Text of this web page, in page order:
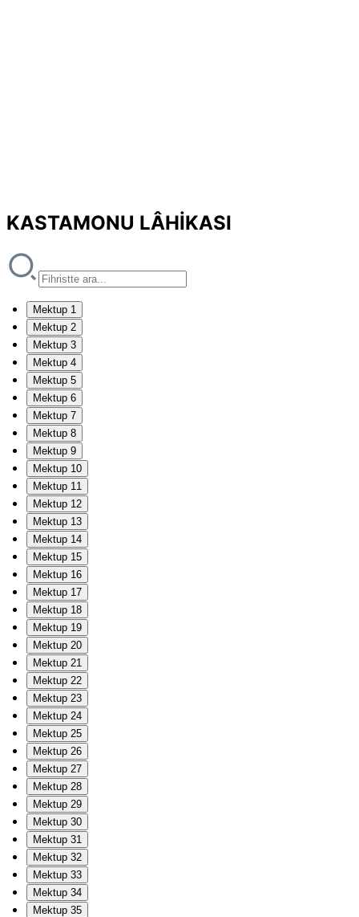
KASTAMONU LÂHİKASI
Mektup 1
Mektup 2
Mektup 3
Mektup 4
Mektup 5
Mektup 6
Mektup 7
Mektup 8
Mektup 9
Mektup 10
Mektup 11
Mektup 12
Mektup 13
Mektup 14
Mektup 15
Mektup 16
Mektup 17
Mektup 18
Mektup 19
Mektup 20
Mektup 21
Mektup 22
Mektup 23
Mektup 24
Mektup 25
Mektup 26
Mektup 27
Mektup 28
Mektup 29
Mektup 30
Mektup 31
Mektup 32
Mektup 33
Mektup 34
Mektup 35